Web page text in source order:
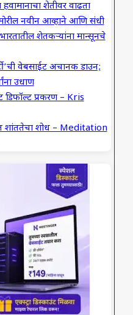
हवामानाचा शेतीवर वाढता
नवीन आव्हाने आणि संधी
भारतातील शेतकऱ्यांना मान्सूनचे
वेबसाईट अचानक डाउन;
उधाण
डिफॉल्ट प्रकरण – Kris
शांततेचा शोध – Meditation